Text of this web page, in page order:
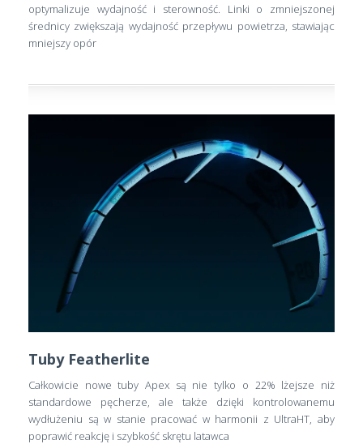
optymalizuje wydajność i sterowność. Linki o zmniejszonej
średnicy zwiększają wydajność przepływu powietrza, stawiając
mniejszy opór
Tuby Featherlite
Całkowicie nowe tuby Apex są nie tylko o 22% lżejsze niż
standardowe pęcherze, ale także dzięki kontrolowanemu
wydłużeniu są w stanie pracować w harmonii z UltraHT, aby
poprawić reakcję i szybkość skrętu latawca